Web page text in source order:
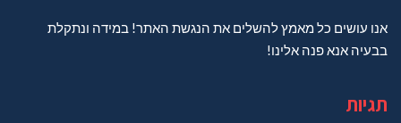
אנו עושים כל מאמץ להשלים את הנגשת האתר! במידה ונתקלת
בבעיה אנא פנה אלינו!
תגיות